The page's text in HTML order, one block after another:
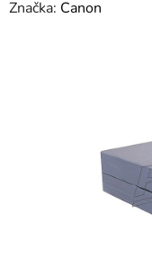
hodnocení
Značka: Canon